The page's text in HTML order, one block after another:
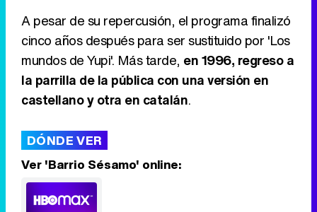
A pesar de su repercusión, el programa finalizó
cinco años después para ser sustituido por 'Los
mundos de Yupi'. Más tarde, en 1996, regreso a
la parrilla de la pública con una versión en
castellano y otra en catalán.
DÓNDE VER
Ver 'Barrio Sésamo' online: